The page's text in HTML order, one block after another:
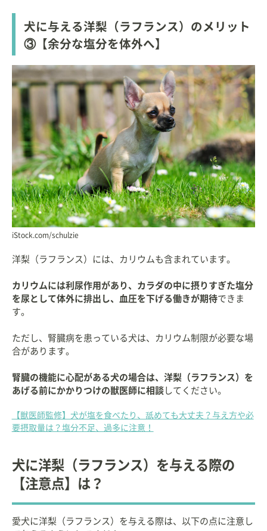
犬に与える洋梨（ラフランス）のメリット
③【余分な塩分を体外へ】
iStock.com/schulzie
洋梨（ラフランス）には、カリウムも含まれています。
カリウムには利尿作用があり、カラダの中に摂りすぎた塩分
を尿として体外に排出し、血圧を下げる働きが期待できま
す。
ただし、腎臓病を患っている犬は、カリウム制限が必要な場
合があります。
腎臓の機能に心配がある犬の場合は、洋梨（ラフランス）を
あげる前にかかりつけの獣医師に相談してください。
【獣医師監修】犬が塩を食べたり、舐めても大丈夫？与え方や必
要摂取量は？塩分不足、過多に注意！
犬に洋梨（ラフランス）を与える際の
【注意点】は？
愛犬に洋梨（ラフランス）を与える際は、以下の点に注意し